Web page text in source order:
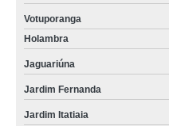
Votuporanga
Holambra
Jaguariúna
Jardim Fernanda
Jardim Itatiaia